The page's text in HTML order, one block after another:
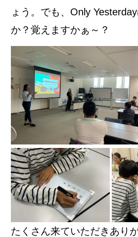
ょう。でも、Only
か？覚えますかぁ～？
たくさん来ていただきあり